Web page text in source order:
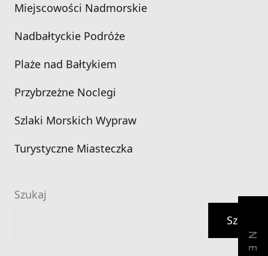
Miejscowości Nadmorskie
Nadbałtyckie Podróże
Plaże nad Bałtykiem
Przybrzeżne Noclegi
Szlaki Morskich Wypraw
Turystyczne Miasteczka
Szukaj
Szukaj